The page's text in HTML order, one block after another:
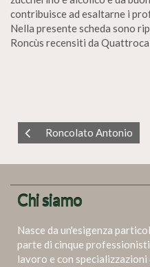
contribuisce ad esaltarne i
Nella presente scheda sono
Roncùs recensiti da
Roncolato Antonio
Chi siamo
Nasce da un'esigenza
parte di cinque
lavoro e con